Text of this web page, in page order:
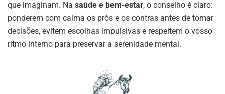
que imaginam. Na saúde e bem-estar, o conselho é claro:
ponderem com calma os prós e os contras antes de tomar
decisões, evitem escolhas impulsivas e respeitem o vosso
ritmo interno para preservar a serenidade mental.